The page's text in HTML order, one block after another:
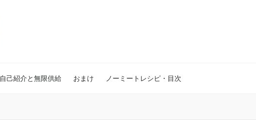
自己紹介と無限供給 おまけ ノーミートレシピ・目次